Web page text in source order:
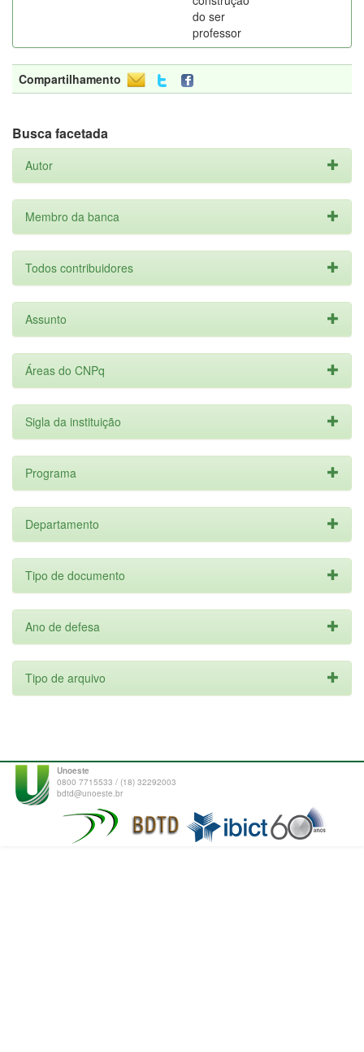
do ser
professor
Compartilhamento
Busca facetada
Autor
Membro da banca
Todos contribuidores
Assunto
Áreas do CNPq
Sigla da instituição
Programa
Departamento
Tipo de documento
Ano de defesa
Tipo de arquivo
Unoeste
0800 7715533 / (18) 32292003
bdtd@unoeste.br